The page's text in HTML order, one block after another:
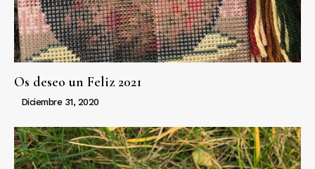
Os deseo un Feliz 2021
Diciembre 31, 2020